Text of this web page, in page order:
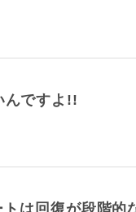
んですよ!!
は回復が段階的